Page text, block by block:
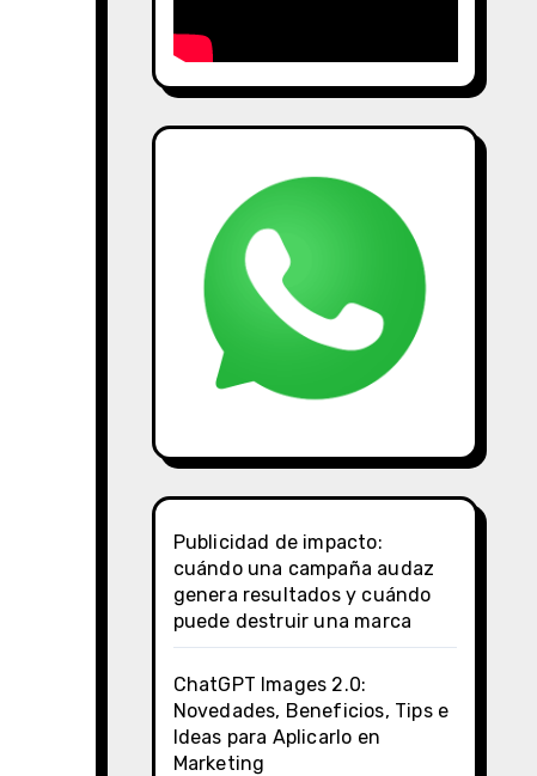
Publicidad de impacto:
cuándo una campaña audaz
genera resultados y cuándo
puede destruir una marca
ChatGPT Images 2.0:
Novedades, Beneficios, Tips e
Ideas para Aplicarlo en
Marketing